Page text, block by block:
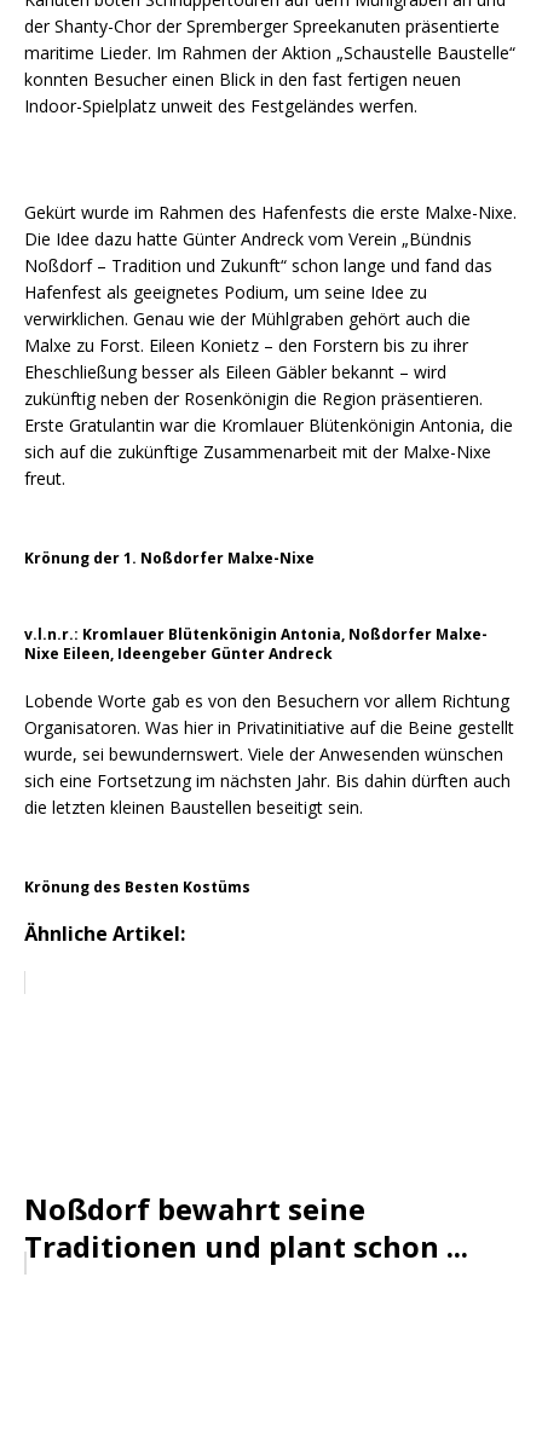
der Shanty-Chor der Spremberger Spreekanuten präsentierte
maritime Lieder. Im Rahmen der Aktion „Schaustelle Baustelle“
konnten Besucher einen Blick in den fast fertigen neuen
Indoor-Spielplatz unweit des Festgeländes werfen.
Gekürt wurde im Rahmen des Hafenfests die erste Malxe-Nixe.
Die Idee dazu hatte Günter Andreck vom Verein „Bündnis
Noßdorf – Tradition und Zukunft“ schon lange und fand das
Hafenfest als geeignetes Podium, um seine Idee zu
verwirklichen. Genau wie der Mühlgraben gehört auch die
Malxe zu Forst. Eileen Konietz – den Forstern bis zu ihrer
Eheschließung besser als Eileen Gäbler bekannt – wird
zukünftig neben der Rosenkönigin die Region präsentieren.
Erste Gratulantin war die Kromlauer Blütenkönigin Antonia, die
sich auf die zukünftige Zusammenarbeit mit der Malxe-Nixe
freut.
Krönung der 1. Noßdorfer Malxe-Nixe
v.l.n.r.: Kromlauer Blütenkönigin Antonia, Noßdorfer Malxe-
Nixe Eileen, Ideengeber Günter Andreck
Lobende Worte gab es von den Besuchern vor allem Richtung
Organisatoren. Was hier in Privatinitiative auf die Beine gestellt
wurde, sei bewundernswert. Viele der Anwesenden wünschen
sich eine Fortsetzung im nächsten Jahr. Bis dahin dürften auch
die letzten kleinen Baustellen beseitigt sein.
Krönung des Besten Kostüms
Ähnliche Artikel:
Noßdorf bewahrt seine
Traditionen und plant schon ...